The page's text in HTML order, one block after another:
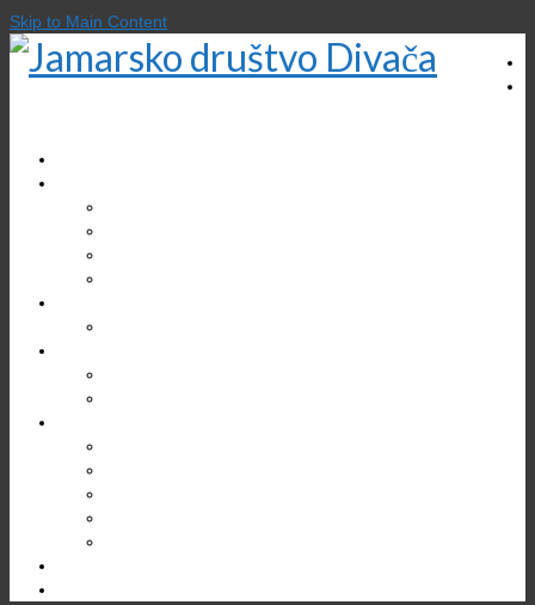
Skip to Main Content